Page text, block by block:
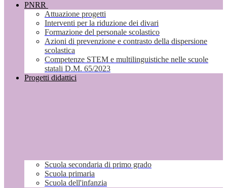
PNRR
Attuazione progetti
Interventi per la riduzione dei divari
Formazione del personale scolastico
Azioni di prevenzione e contrasto della dispersione
scolastica
Competenze STEM e multilinguistiche nelle scuole
statali D.M. 65/2023
Progetti didattici
Scuola secondaria di primo grado
Scuola primaria
Scuola dell'infanzia